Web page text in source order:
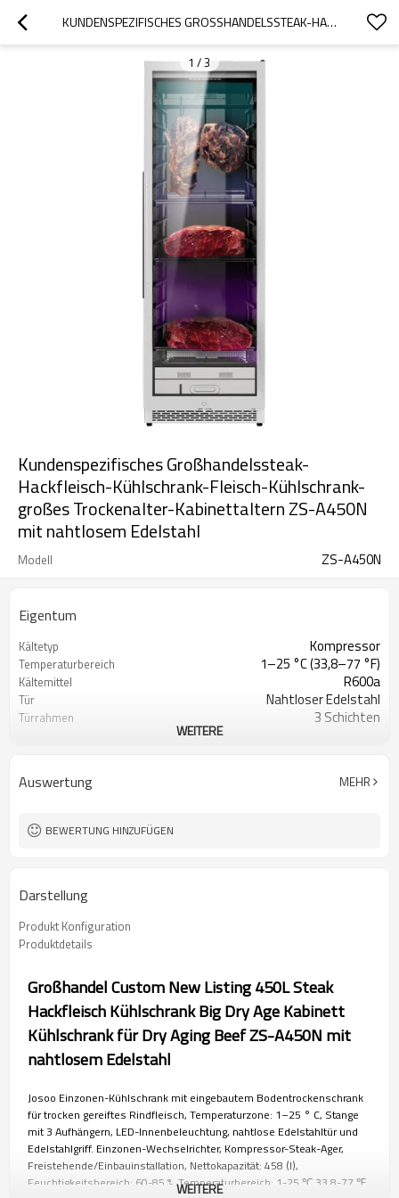
KUNDENSPEZIFISCHES GROSSHANDELSSTEAK-HACKFLEISCH-KÜHLSCHRANK-FLEISCH-KÜHLSCHRANK-GROSSES TROCKENALTER-KABINETTALTERN ZS-A450N MIT NAHTLOSEM EDELSTAHL
1 /3
Kundenspezifisches Großhandelssteak-
Hackfleisch-Kühlschrank-Fleisch-Kühlschrank-
großes Trockenalter-Kabinettaltern ZS-A450N
mit nahtlosem Edelstahl
Modell ZS-A450N
Eigentum
Kältetyp Kompressor
Temperaturbereich 1–25 °C (33,8–77 °F)
Kältemittel R600a
Tür Nahtloser Edelstahl
Türrahmen 3 Schichten
Feuchtigkeitsbereich 60-85%
WEITERE
Auswertung MEHR
BEWERTUNG HINZUFÜGEN
Darstellung
Produkt Konfiguration
Produktdetails
Großhandel Custom New Listing 450L Steak
Hackfleisch Kühlschrank Big Dry Age Kabinett
Kühlschrank für Dry Aging Beef ZS-A450N mit
nahtlosem Edelstahl
Josoo Einzonen-Kühlschrank mit eingebautem Bodentrockenschrank
für trocken gereiftes Rindfleisch, Temperaturzone: 1–25 ° C, Stange
mit 3 Aufhängern, LED-Innenbeleuchtung, nahtlose Edelstahltür und
Edelstahlgriff. Einzonen-Wechselrichter, Kompressor-Steak-Ager,
Freistehende/Einbauinstallation, Nettokapazität: 458 (l),
Feuchtigkeitsbereich: 60-85 %, Temperaturbereich: 1-25 ℃ 33,8-77 ℉,
WEITERE